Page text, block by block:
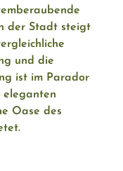
der Stadt steigt
und die
ist im Parador
eleganten
Oase des